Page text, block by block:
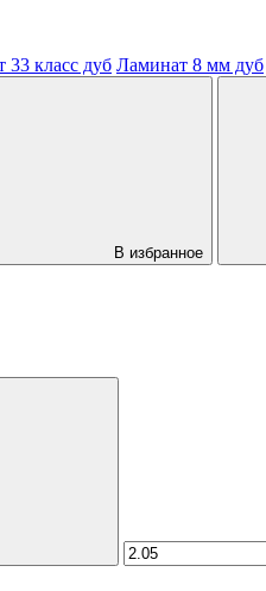
33 класс дуб Ламинат 8 мм дуб
В избранное